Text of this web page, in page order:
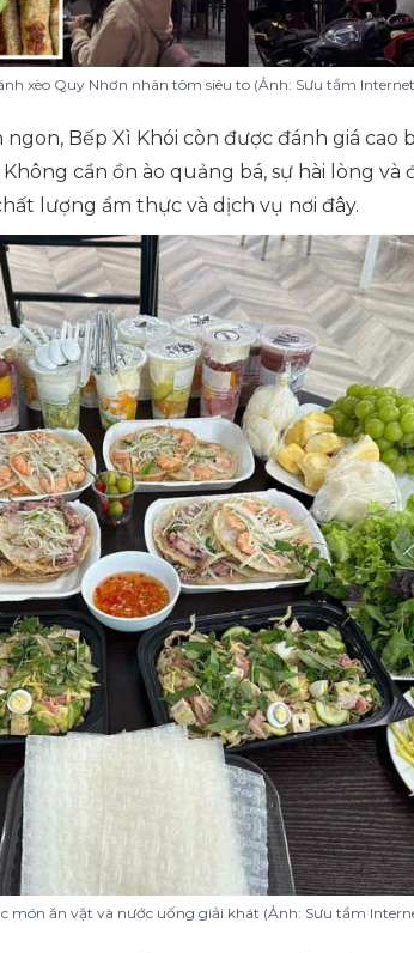
xèo Quy Nhơn nhân tôm siêu to (Ảnh: Sưu tầm
Bếp Xì Khói còn được đánh giá cao
cần ồn ào quảng bá, sự hài lòng và
lượng ẩm thực và dịch vụ nơi đây.
món ăn vặt và nước uống giải khát (Ảnh: Sưu tầm